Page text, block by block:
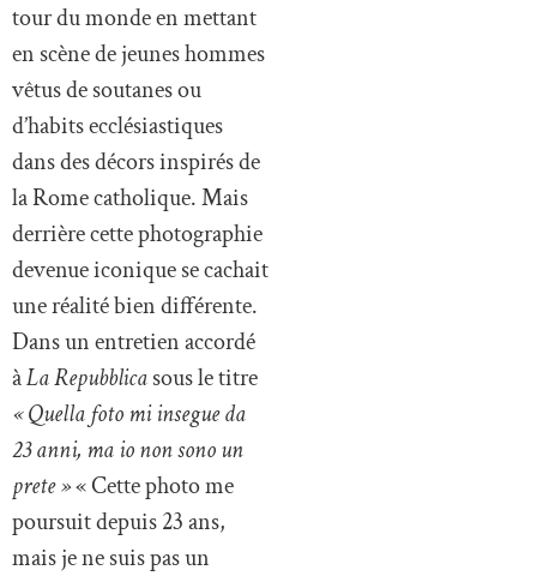
tour du monde en mettant
en scène de jeunes hommes
vêtus de soutanes ou
d’habits ecclésiastiques
dans des décors inspirés de
la Rome catholique. Mais
derrière cette photographie
devenue iconique se cachait
une réalité bien différente.
Dans un entretien accordé
àLa Repubblicasous le titre
« Quella foto mi insegue da
23 anni, ma io non sono un
prete »« Cette photo me
poursuit depuis 23 ans,
mais je ne suis pas un